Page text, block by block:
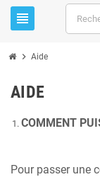
view_headline
chevron_right Aide
AIDE
COMMENT
Pour passer une